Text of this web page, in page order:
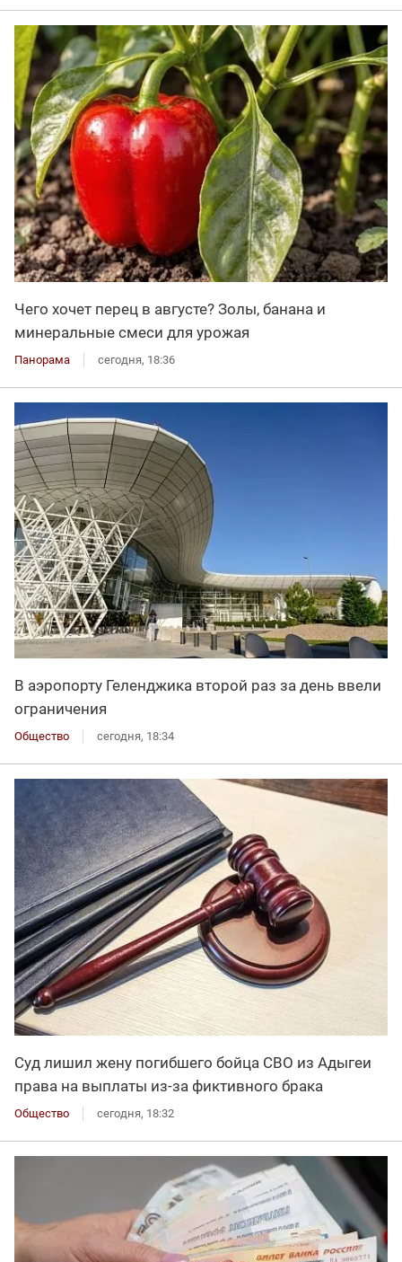
Чего хочет перец в августе? Золы, банана и
минеральные смеси для урожая
Панорама сегодня, 18:36
В аэропорту Геленджика второй раз за день ввели
ограничения
Общество сегодня, 18:34
Суд лишил жену погибшего бойца СВО из Адыгеи
права на выплаты из-за фиктивного брака
Общество сегодня, 18:32